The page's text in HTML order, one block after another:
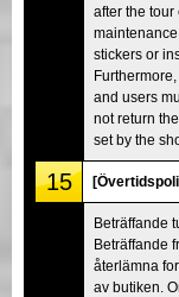
after the
stickers or
and users
not return
set by the
15
Beträffande
Beträffande
återlämna
av butiken.